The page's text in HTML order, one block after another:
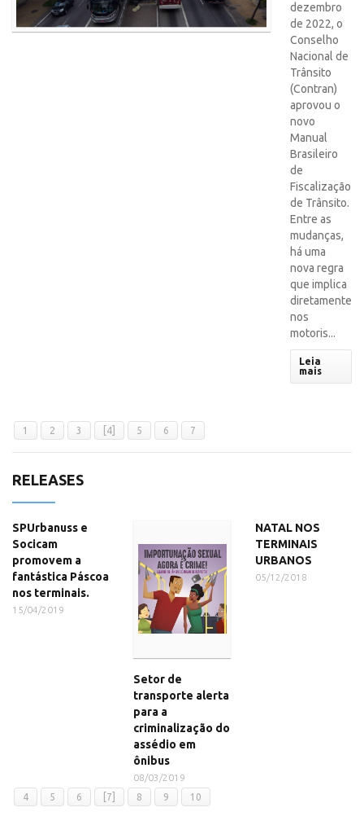
dezembro
de 2022, o
Conselho
Nacional de
Trânsito
(Contran)
aprovou o
novo
Manual
Brasileiro
de
Fiscalização
de Trânsito.
Entre as
mudanças,
há uma
nova regra
que implica
diretamente
nos
motoris...
Leia
mais
1 2 3 [4] 5 6 7
RELEASES
SPUrbanuss e
Socicam
promovem a
fantástica Páscoa
nos terminais.
15/04/2019
Setor de
transporte alerta
para a
criminalização do
assédio em
ônibus
08/03/2019
NATAL NOS
TERMINAIS
URBANOS
05/12/2018
4 5 6 [7] 8 9 10